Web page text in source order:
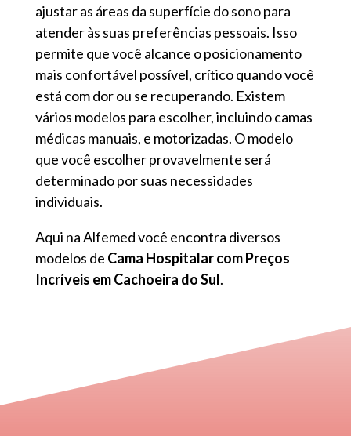
ajustar as áreas da superfície do sono para
atender às suas preferências pessoais. Isso
permite que você alcance o posicionamento
mais confortável possível, crítico quando você
está com dor ou se recuperando. Existem
vários modelos para escolher, incluindo camas
médicas manuais, e motorizadas. O modelo
que você escolher provavelmente será
determinado por suas necessidades
individuais.
Aqui na Alfemed você encontra diversos
modelos de Cama Hospitalar com Preços
Incríveis em Cachoeira do Sul.